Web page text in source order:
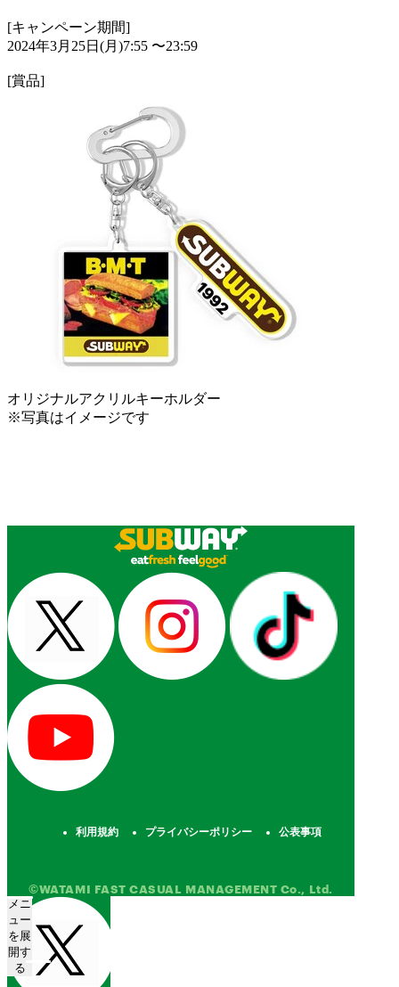
[キャンペーン期間]
2024年3月25日(月)7:55 〜23:59
[賞品]
オリジナルアクリルキーホルダー
※写真はイメージです
利用規約 プライバシーポリシー 公表事項
©WATAMI FAST CASUAL MANAGEMENT Co., Ltd.
メニ
ュー
を展
開す
る